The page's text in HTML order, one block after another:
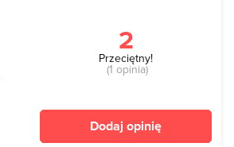
2
Przeciętny!
(1 opinia)
Dodaj opinię